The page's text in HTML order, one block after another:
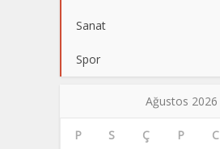
Sanat
Spor
Ağustos 2026
P S Ç P C